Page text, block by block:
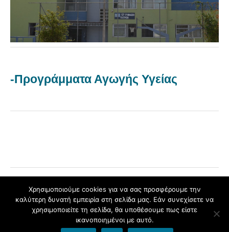
-Προγράμματα Αγωγής Υγείας
Φιλοξενείται στοblogs.sch.gr|Το θέμα Yoko σχεδιάστηκε από
Elmastudio
Χρησιμοποιούμε cookies για να σας προσφέρουμε την
καλύτερη δυνατή εμπειρία στη σελίδα μας. Εάν συνεχίσετε να
χρησιμοποιείτε τη σελίδα, θα υποθέσουμε πως είστε
ικανοποιημένοι με αυτό.